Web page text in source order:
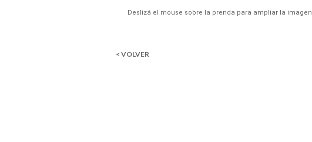
Deslizá el mouse sobre la prenda para ampliar la imagen
< VOLVER